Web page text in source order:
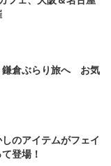
鎌倉ぶらり旅へ お気
のアイテムがフェイ
登場！